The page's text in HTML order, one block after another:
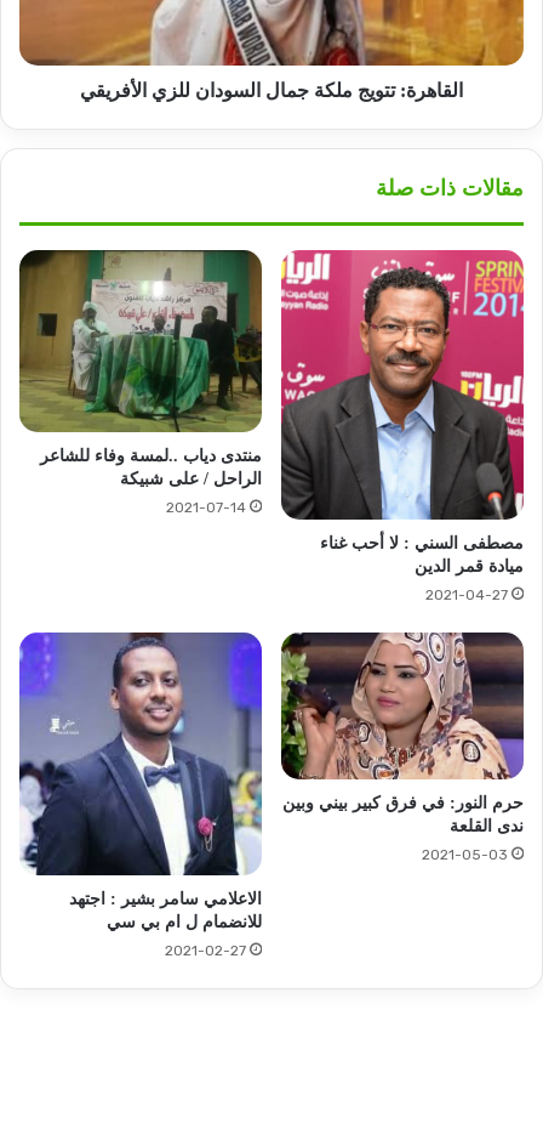
الأفريقي
القاهرة: تتويج ملكة جمال السودان للزي الأفريقي
مقالات ذات صلة
مصطفى السني : لا أحب غناء
ميادة قمر الدين
2021-04-27
منتدى دياب ..لمسة وفاء للشاعر
الراحل / على شبيكة
2021-07-14
حرم النور: في فرق كبير بيني وبين
ندى القلعة
2021-05-03
الاعلامي سامر بشير : اجتهد
للانضمام ل ام بي سي
2021-02-27